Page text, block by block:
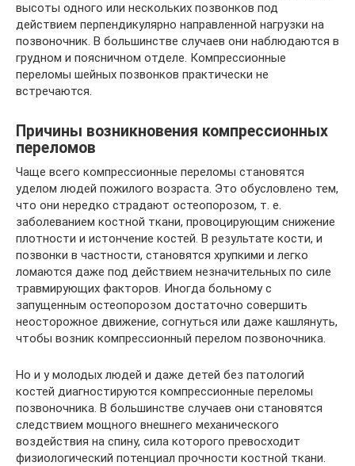
высоты одного или нескольких позвонков под
действием перпендикулярно направленной нагрузки на
позвоночник. В большинстве случаев они наблюдаются в
грудном и поясничном отделе. Компрессионные
переломы шейных позвонков практически не
встречаются.
Причины возникновения компрессионных
переломов
Чаще всего компрессионные переломы становятся
уделом людей пожилого возраста. Это обусловлено тем,
что они нередко страдают остеопорозом, т. е.
заболеванием костной ткани, провоцирующим снижение
плотности и истончение костей. В результате кости, и
позвонки в частности, становятся хрупкими и легко
ломаются даже под действием незначительных по силе
травмирующих факторов. Иногда больному с
запущенным остеопорозом достаточно совершить
неосторожное движение, согнуться или даже кашлянуть,
чтобы возник компрессионный перелом позвоночника.
Но и у молодых людей и даже детей без патологий
костей диагностируются компрессионные переломы
позвоночника. В большинстве случаев они становятся
следствием мощного внешнего механического
воздействия на спину, сила которого превосходит
физиологический потенциал прочности костной ткани.